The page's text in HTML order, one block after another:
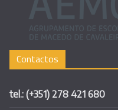
Contactos
tel.: (+351) 278 421 680